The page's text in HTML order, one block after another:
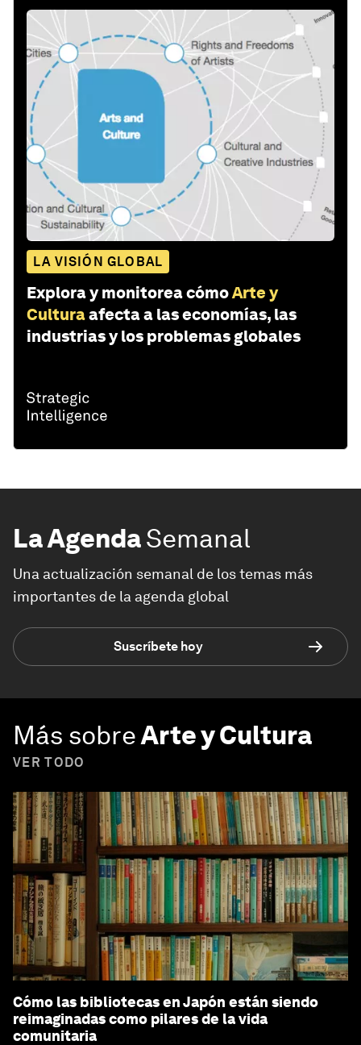
LA VISIÓN GLOBAL
Explora y monitorea cómoArte y
Culturaafecta a las economías, las
industrias y los problemas globales
La AgendaSemanal
Una actualización semanal de los temas más
importantes de la agenda global
Suscríbete hoy
Más sobreArte y Cultura
VER TODO
Cómo las bibliotecas en Japón están siendo
reimaginadas como pilares de la vida
comunitaria